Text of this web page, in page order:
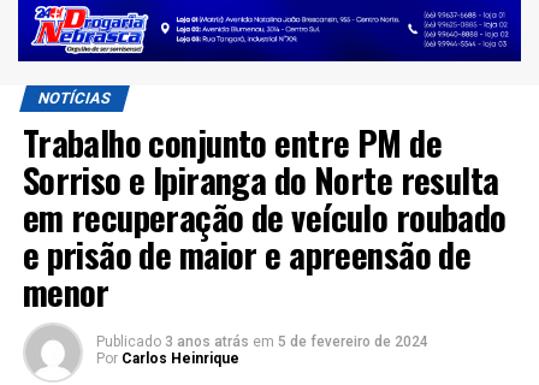
NOTÍCIAS
Trabalho conjunto entre PM de
Sorriso e Ipiranga do Norte resulta
em recuperação de veículo roubado
e prisão de maior e apreensão de
menor
Publicado 3 anos atrás em 5 de fevereiro de 2024
Por Carlos Heinrique